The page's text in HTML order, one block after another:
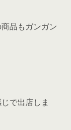
品もガンガン
で出店しま